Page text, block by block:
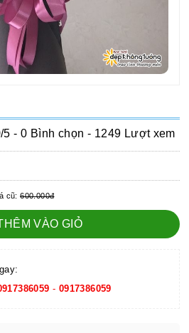
/5 -0 Bình chọn - 1249 Lượt xem
cũ:600.000đ
VÀO GIỎ
- 0917386059